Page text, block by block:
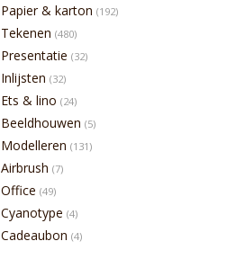
Papier & karton (192)
Tekenen (480)
Presentatie (32)
Inlijsten (32)
Ets & lino (24)
Beeldhouwen (5)
Modelleren (131)
Airbrush (7)
Office (49)
Cyanotype (4)
Cadeaubon (4)